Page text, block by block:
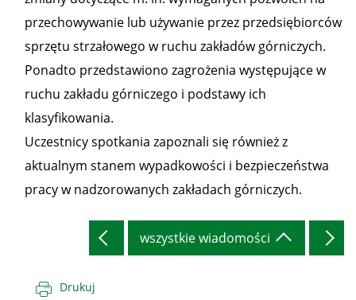
przechowywanie lub używanie przez przedsiębiorców
sprzętu strzałowego w ruchu zakładów górniczych.
Ponadto przedstawiono zagrożenia występujące w
ruchu zakładu górniczego i podstawy ich
klasyfikowania.
Uczestnicy spotkania zapoznali się również z
aktualnym stanem wypadkowości i bezpieczeństwa
pracy w nadzorowanych zakładach górniczych.
wszystkie wiadomości
Drukuj